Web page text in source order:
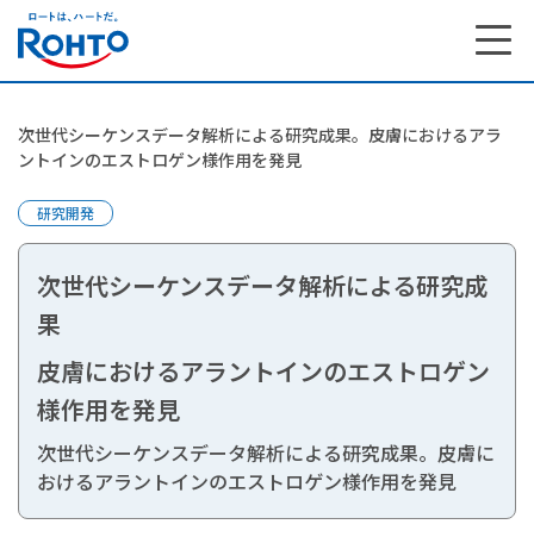
研究開発 トップ
次世代シーケンスデータ解析による研究成果。皮膚におけるアラ
ントインのエストロゲン様作用を発見
研究開発
次世代シーケンスデータ解析による研究成
果
皮膚におけるアラントインのエストロゲン
様作用を発見
次世代シーケンスデータ解析による研究成果。皮膚に
おけるアラントインのエストロゲン様作用を発見